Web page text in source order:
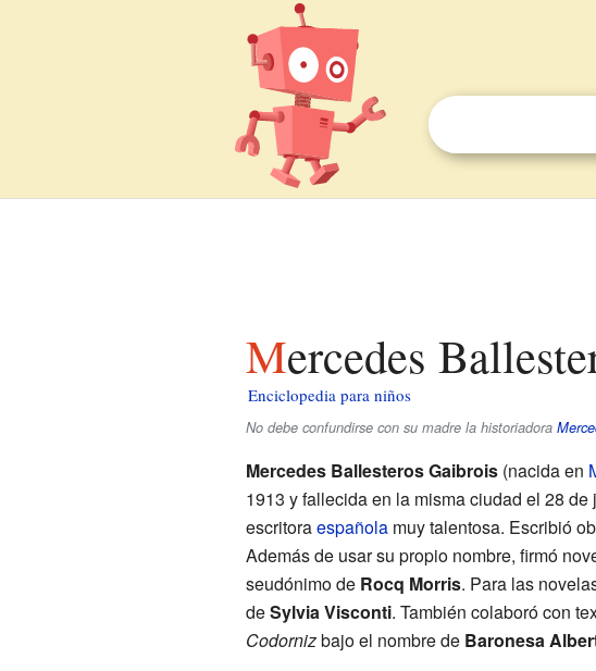
Mercedes
Enciclopedia para niños
No debe confundirse con su madre la historiadora
Mercedes Ballesteros Gaibrois(nacida en
1913 y fallecida en la misma ciudad el 28
escritoraespañolamuy talentosa. Escribió
Además de usar su propio nombre, firmó
seudónimo de Rocq Morris. Para las
deSylvia Visconti. También colaboró con
Codornizbajo el nombre de Baronesa